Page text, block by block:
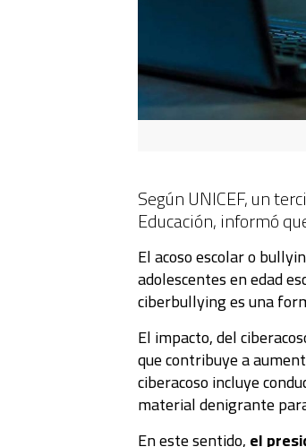
Según UNICEF, un
Educación, informó
El acoso escolar o
adolescentes en edad
ciberbullying es una
El impacto, del
que contribuye a
ciberacoso incluye
material denigrante
En este sentido,el